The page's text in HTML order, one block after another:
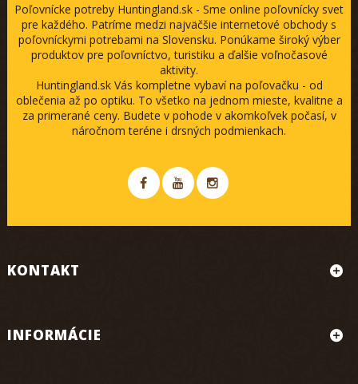
Poľovnícke potreby Huntingland.sk - Sme online poľovnícky svet
pre každého. Patríme medzi najväčšie internetové obchody s
poľovníckymi potrebami na Slovensku. Ponúkame široký výber
produktov pre poľovníctvo, turistiku a ďalšie voľnočasové
aktivity.
Huntingland.sk Vás kompletne vybaví na poľovačku - od
oblečenia až po optiku. To všetko na jednom mieste, kvalitne a
za primerané ceny. Budete v pohode v akomkoľvek počasí, v
náročnom teréne i drsných podmienkach.
KONTAKT
INFORMÁCIE